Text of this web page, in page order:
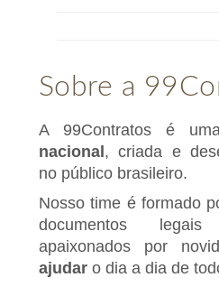
Sobre a
A 99Contratos é
nacional, criada e
no público brasileiro.
Nosso time é formado
documentos
apaixonados por
ajudaro dia a dia de